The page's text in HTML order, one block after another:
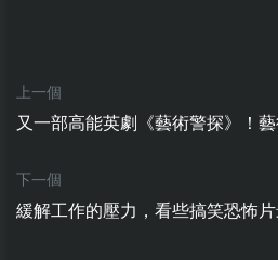
上一個
又一部高能英劇《藝術警探》！
下一個
緩解工作的壓力，看些搞笑恐怖片